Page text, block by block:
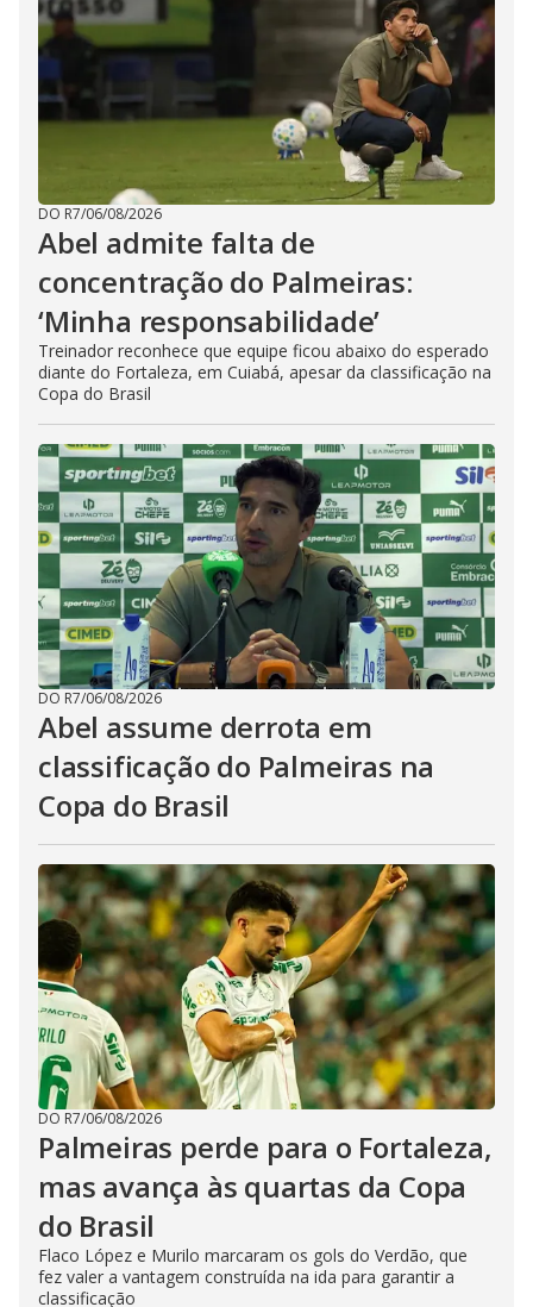
DO R7/06/08/2026
Abel admite falta de
concentração do Palmeiras:
‘Minha responsabilidade’
Treinador reconhece que equipe ficou abaixo do esperado
diante do Fortaleza, em Cuiabá, apesar da classificação na
Copa do Brasil
DO R7/06/08/2026
Abel assume derrota em
classificação do Palmeiras na
Copa do Brasil
DO R7/06/08/2026
Palmeiras perde para o Fortaleza,
mas avança às quartas da Copa
do Brasil
Flaco López e Murilo marcaram os gols do Verdão, que
fez valer a vantagem construída na ida para garantir a
classificação